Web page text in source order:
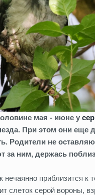
мая - июне у
При этом они еще
Родители не
за ним, держась
нечаянно приблизится к
слеток серой вороны,